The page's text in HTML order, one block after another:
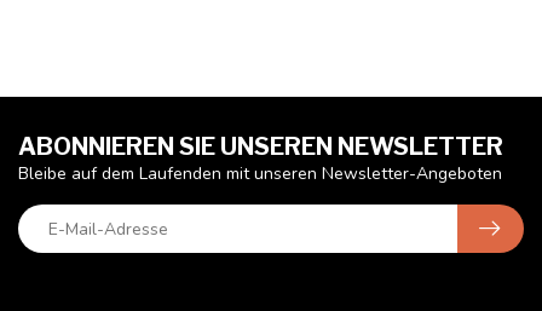
ABONNIEREN SIE UNSEREN NEWSLETTER
Bleibe auf dem Laufenden mit unseren Newsletter-Angeboten